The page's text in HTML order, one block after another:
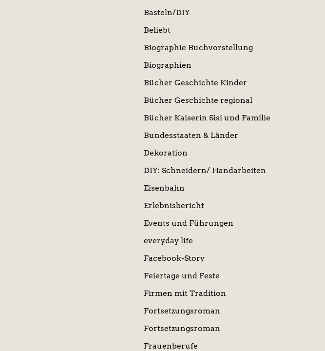
Basteln/DIY
Beliebt
Biographie Buchvorstellung
Biographien
Bücher Geschichte Kinder
Bücher Geschichte regional
Bücher Kaiserin Sisi und Familie
Bundesstaaten & Länder
Dekoration
DIY: Schneidern/ Handarbeiten
Eisenbahn
Erlebnisbericht
Events und Führungen
everyday life
Facebook-Story
Feiertage und Feste
Firmen mit Tradition
Fortsetzungsroman
Fortsetzungsroman
Frauenberufe